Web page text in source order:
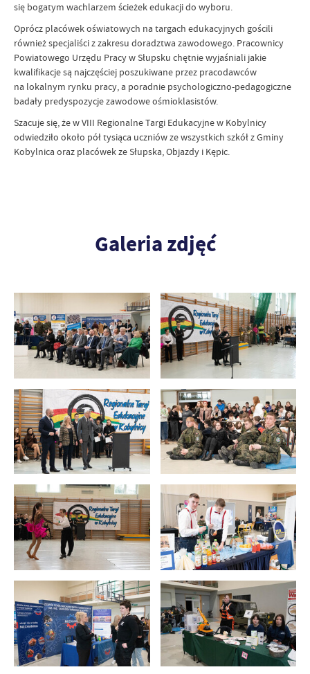
się bogatym wachlarzem ścieżek edukacji do wyboru.
Oprócz placówek oświatowych na targach edukacyjnych gościli
również specjaliści z zakresu doradztwa zawodowego. Pracownicy
Powiatowego Urzędu Pracy w Słupsku chętnie wyjaśniali jakie
kwalifikacje są najczęściej poszukiwane przez pracodawców
na lokalnym rynku pracy, a poradnie psychologiczno-pedagogiczne
badały predyspozycje zawodowe ośmioklasistów.
Szacuje się, że w VIII Regionalne Targi Edukacyjne w Kobylnicy
odwiedziło około pół tysiąca uczniów ze wszystkich szkół z Gminy
Kobylnica oraz placówek ze Słupska, Objazdy i Kępic.
Galeria zdjęć